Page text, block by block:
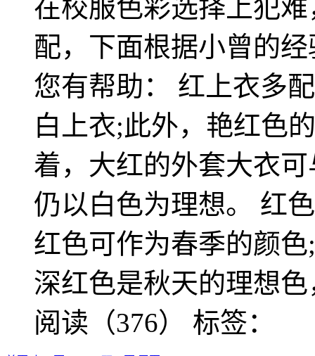
在校服色彩选择上犯
配，下面根据小曾的
您有帮助： 红上衣多
白上衣;此外，艳红色
着，大红的外套大衣
仍以白色为理想。 红
红色可作为春季的颜
深红色是秋天的理想色
阅读（376） 标签：